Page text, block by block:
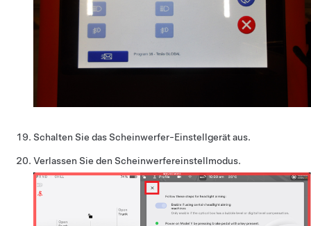
Schalten Sie das Scheinwerfer-Einstellgerät aus.
Verlassen Sie den Scheinwerfereinstellmodus.